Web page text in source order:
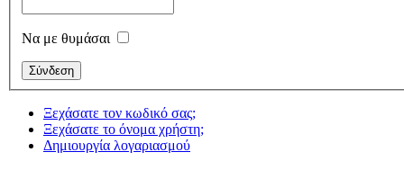
Να με θυμάσαι
Ξεχάσατε τον κωδικό σας;
Ξεχάσατε το όνομα χρήστη;
Δημιουργία λογαριασμού